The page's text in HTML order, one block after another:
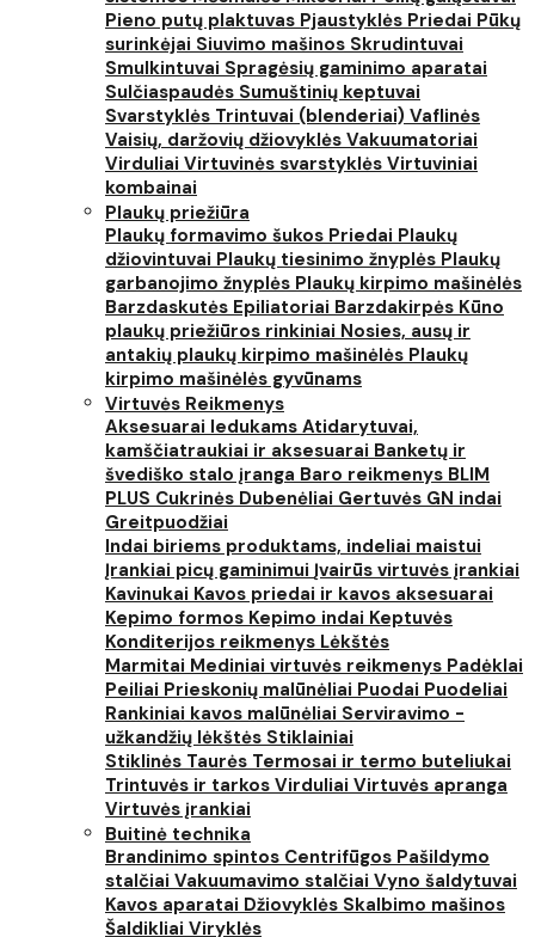
Pieno putų plaktuvas Pjaustyklės Priedai Pūkų
surinkėjai Siuvimo mašinos Skrudintuvai
Smulkintuvai Spragėsių gaminimo aparatai
Sulčiaspaudės Sumuštinių keptuvai
Svarstyklės Trintuvai (blenderiai) Vaflinės
Vaisių, daržovių džiovyklės Vakuumatoriai
Virduliai Virtuvinės svarstyklės Virtuviniai
kombainai
Plaukų priežiūra
Plaukų formavimo šukos Priedai Plaukų
džiovintuvai Plaukų tiesinimo žnyplės Plaukų
garbanojimo žnyplės Plaukų kirpimo mašinėlės
Barzdaskutės Epiliatoriai Barzdakirpės Kūno
plaukų priežiūros rinkiniai Nosies, ausų ir
antakių plaukų kirpimo mašinėlės Plaukų
kirpimo mašinėlės gyvūnams
Virtuvės Reikmenys
Aksesuarai ledukams Atidarytuvai,
kamščiatraukiai ir aksesuarai Banketų ir
švediško stalo įranga Baro reikmenys BLIM
PLUS Cukrinės Dubenėliai Gertuvės GN indai
Greitpuodžiai
Indai biriems produktams, indeliai maistui
Įrankiai picų gaminimui Įvairūs virtuvės įrankiai
Kavinukai Kavos priedai ir kavos aksesuarai
Kepimo formos Kepimo indai Keptuvės
Konditerijos reikmenys Lėkštės
Marmitai Mediniai virtuvės reikmenys Padėklai
Peiliai Prieskonių malūnėliai Puodai Puodeliai
Rankiniai kavos malūnėliai Serviravimo -
užkandžių lėkštės Stiklainiai
Stiklinės Taurės Termosai ir termo buteliukai
Trintuvės ir tarkos Virduliai Virtuvės apranga
Virtuvės įrankiai
Buitinė technika
Brandinimo spintos Centrifūgos Pašildymo
stalčiai Vakuumavimo stalčiai Vyno šaldytuvai
Kavos aparatai Džiovyklės Skalbimo mašinos
Šaldikliai Viryklės